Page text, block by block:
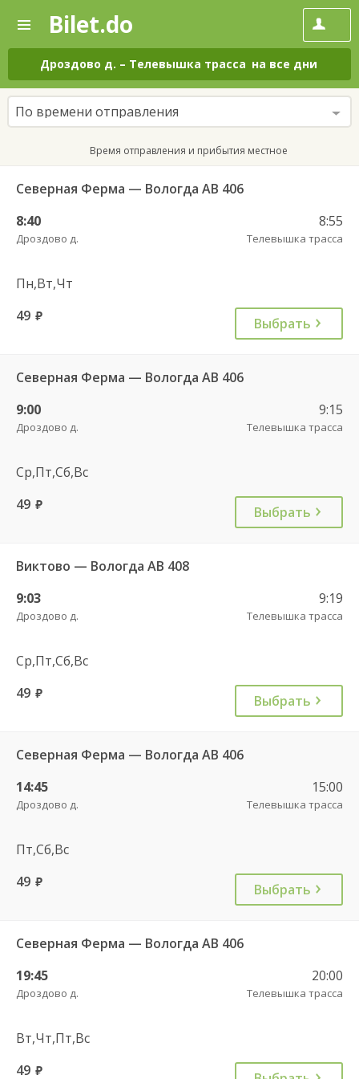
—
Поиск
и
покупка
билетов
на
автобус
онлайн
Bilet.do
Дроздово д. – Телевышка трасса на все дни
По времени отправления
Время отправления и прибытия местное
Северная Ферма — Вологда АВ 406
8:40
Дроздово д.
8:55
Телевышка трасса
Пн,Вт,Чт
49 руб. Выбрать
Северная Ферма — Вологда АВ 406
9:00
Дроздово д.
9:15
Телевышка трасса
Ср,Пт,Сб,Вс
49 руб. Выбрать
Виктово — Вологда АВ 408
9:03
Дроздово д.
9:19
Телевышка трасса
Ср,Пт,Сб,Вс
49 руб. Выбрать
Северная Ферма — Вологда АВ 406
14:45
Дроздово д.
15:00
Телевышка трасса
Пт,Сб,Вс
49 руб. Выбрать
Северная Ферма — Вологда АВ 406
19:45
Дроздово д.
20:00
Телевышка трасса
Вт,Чт,Пт,Вс
49 руб.